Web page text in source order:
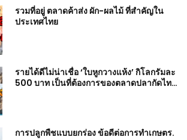
รวมที่อยู่ ตลาดค้าส่ง ผัก-ผลไม้ ที่สำคัญใน
ประเทศไทย
รายได้ดีไม่น่าเชื่อ ‘ใบหูกวางแห้ง’ กิโลกรัมละ
500 บาท เป็นที่ต้องการของตลาดปลากัดไทย
การปลูกพืชแบบยกร่อง ข้อดีต่อการทำเกษตร.